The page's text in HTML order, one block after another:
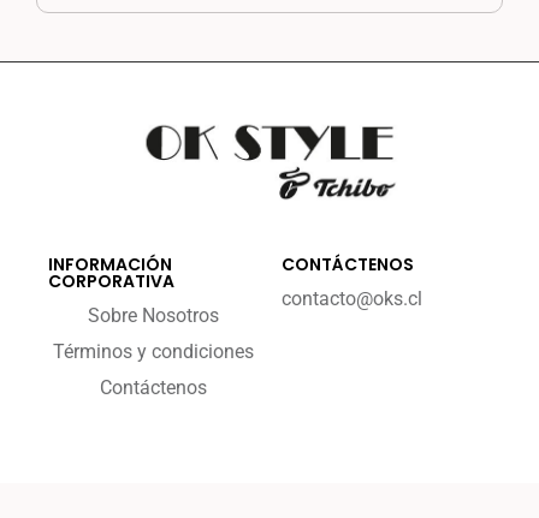
INFORMACIÓN
CORPORATIVA
Sobre Nosotros
Términos y condiciones
Contáctenos
CONTÁCTENOS
contacto@oks.cl